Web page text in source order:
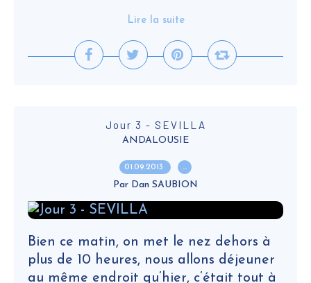
Lire la suite
Jour 3 - SEVILLA
ANDALOUSIE
01.09.2013 …
Par Dan SAUBION
Bien ce matin, on met le nez dehors à
plus de 10 heures, nous allons déjeuner
au même endroit qu’hier, c’était tout à